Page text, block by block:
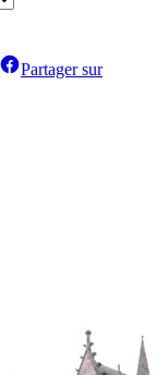
Partager sur